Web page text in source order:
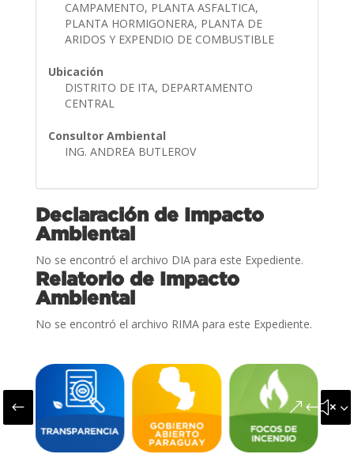
CAMPAMENTO, PLANTA ASFALTICA,
PLANTA HORMIGONERA, PLANTA DE
ARIDOS Y EXPENDIO DE COMBUSTIBLE
Ubicación
DISTRITO DE ITA, DEPARTAMENTO
CENTRAL
Consultor Ambiental
ING. ANDREA BUTLEROV
Declaración de Impacto
Ambiental
No se encontró el archivo DIA para este Expediente.
Relatorio de Impacto
Ambiental
No se encontró el archivo RIMA para este Expediente.
#